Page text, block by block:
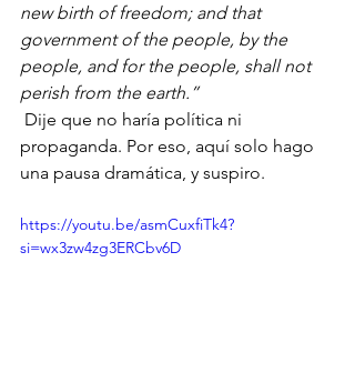
new birth of freedom; and that
government of the people, by the
people, and for the people, shall not
perish from the earth.”
propaganda. Por eso, aquí solo hago
una pausa dramática, y suspiro.
https://youtu.be/asmCuxfiTk4?
si=wx3zw4zg3ERCbv6D